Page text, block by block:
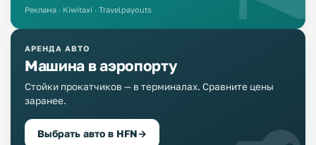
Реклама · Kiwitaxi · Travelpayouts
АРЕНДА АВТО
Машина в аэропорту
Стойки прокатчиков — в терминалах. Сравните цены
заранее.
Выбрать авто в HFN→